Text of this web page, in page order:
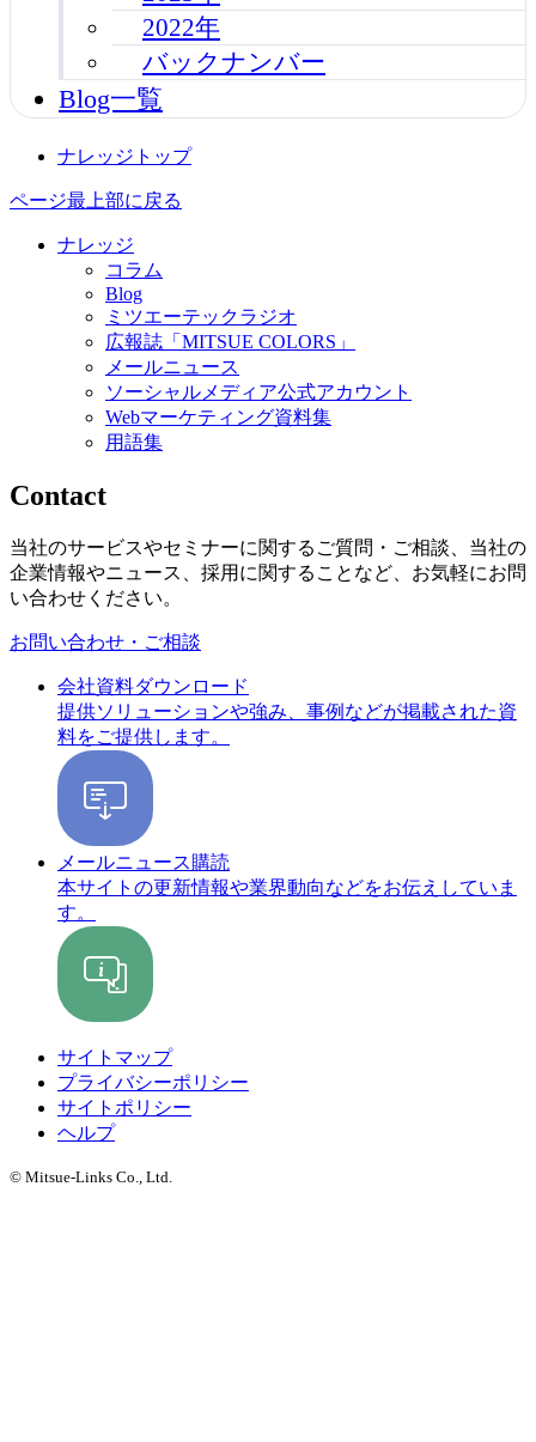
2022年
バックナンバー
Blog一覧
ナレッジトップ
ページ最上部に戻る
ナレッジ
コラム
Blog
ミツエーテックラジオ
広報誌「MITSUE COLORS」
メールニュース
ソーシャルメディア公式アカウント
Webマーケティング資料集
用語集
Contact
当社のサービスやセミナーに関するご質問・ご相談、当社の
企業情報やニュース、採用に関することなど、お気軽にお問
い合わせください。
お問い合わせ・ご相談
会社資料ダウンロード
提供ソリューションや強み、事例などが掲載された資
料をご提供します。
メールニュース購読
本サイトの更新情報や業界動向などをお伝えしていま
す。
サイトマップ
プライバシーポリシー
サイトポリシー
ヘルプ
© Mitsue-Links Co., Ltd.